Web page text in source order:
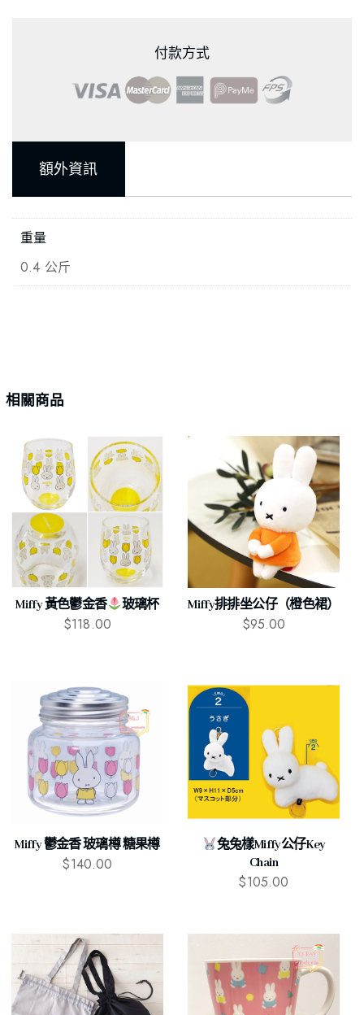
付款方式
額外資訊
重量
0.4 公斤
相關商品
Miffy 黃色鬱金香 玻璃杯
$118.00
Miffy排排坐公仔（橙色裙）
$95.00
Miffy 鬱金香 玻璃樽 糖果樽
$140.00
兔兔樣Miffy公仔Key
Chain
$105.00